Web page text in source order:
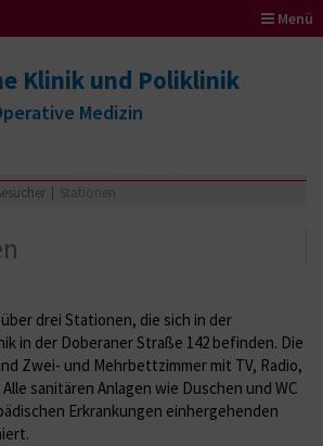
Menü
Klinik und Poliklinik
Medizin
Stationen
drei Stationen, die sich in der
in der Doberaner Straße 142 befinden. Die
Zwei- und Mehrbettzimmer mit TV, Radio,
sanitären Anlagen wie Duschen und WC
Erkrankungen einhergehenden